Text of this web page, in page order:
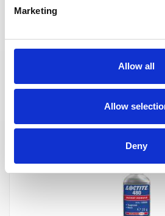
Marketing
Allow all
Allow
Deny
Sprzedaż w
DO KOSZYKA